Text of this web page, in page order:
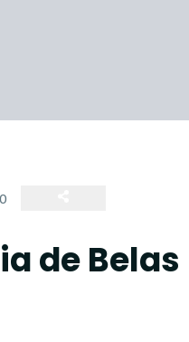
de Belas